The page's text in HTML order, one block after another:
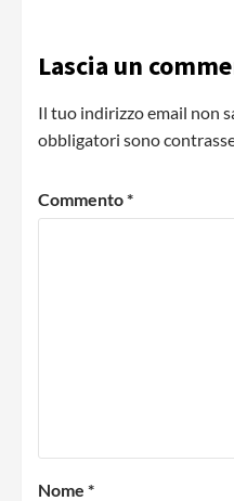
Lascia un
Il tuo indirizzo email non
obbligatori sono
Commento*
Nome *